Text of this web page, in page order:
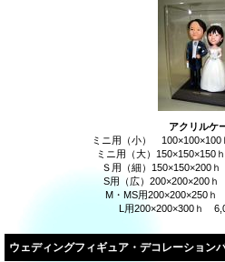
アクリルケ
ミニ用（小） 100×100×100
ミニ用（大）150×150×150
Ｓ用（細）150×150×200
S用（広）200×200×200ｈ
M・MS用200×200×250ｈ
L用200×200×300ｈ
ウェディングフィギュア・デコレーション